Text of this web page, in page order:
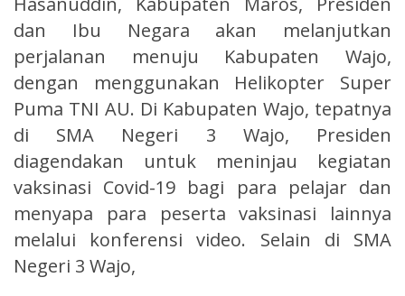
dan Ibu Negara akan melanjutkan
perjalanan menuju Kabupaten Wajo,
dengan menggunakan Helikopter Super
Puma TNI AU. Di Kabupaten Wajo, tepatnya
di SMA Negeri 3 Wajo, Presiden
diagendakan untuk meninjau kegiatan
vaksinasi Covid-19 bagi para pelajar dan
menyapa para peserta vaksinasi lainnya
melalui konferensi video. Selain di SMA
Negeri 3 Wajo,